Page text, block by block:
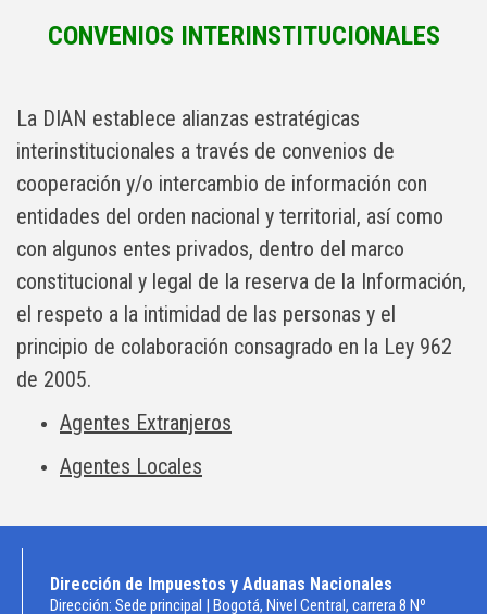
CONVENIOS INTERINSTITUCIONALES
La DIAN establece alianzas estratégicas
interinstitucionales a través de convenios de
cooperación y/o intercambio de información con
entidades del orden nacional y territorial, así como
con algunos entes privados, dentro del marco
constitucional y legal de la reserva de la Información,
el respeto a la intimidad de las personas y el
principio de colaboración consagrado en la Ley 962
de 2005.
Agentes Extranjeros
Agentes Locales
Dirección de Impuestos y Aduanas Nacionales
Dirección: Sede principal | Bogotá, Nivel Central, carrera 8 Nº